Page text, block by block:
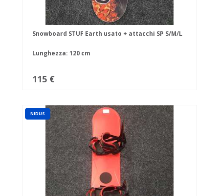
Snowboard STUF Earth usato + attacchi SP S/M/L
Lunghezza: 120 cm
115 €
NIDUS